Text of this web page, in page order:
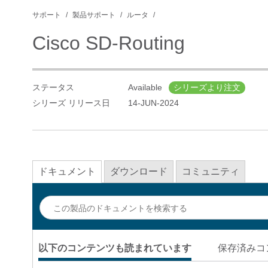
サポート 製品サポート ルータ
Cisco SD-Routing
ステータス Available
シリーズより注文
シリーズ リリース日
14-JUN-2024
ドキュメント ダウンロード コミュニティ
以下のコンテンツも読まれています 保存済みコ